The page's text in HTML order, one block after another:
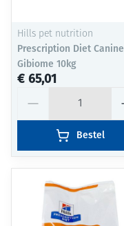
Hills pet nutrition
Prescription Diet Canine
Gibiome 10kg
€ 65,01
Bestel